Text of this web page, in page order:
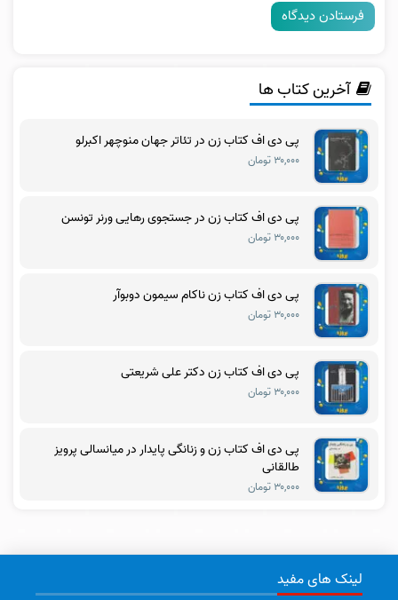
آخرین کتاب ها
پی دی اف کتاب زن در تئاتر جهان منوچهر اکبرلو
۳۰,۰۰۰ تومان
پی دی اف کتاب زن در جستجوی رهایی ورنر تونسن
۳۰,۰۰۰ تومان
پی دی اف کتاب زن ناکام سیمون دوبوآر
۳۰,۰۰۰ تومان
پی دی اف کتاب زن دکتر علی شریعتی
۳۰,۰۰۰ تومان
پی دی اف کتاب زن و زنانگی پایدار در میانسالی پرویز
طالقانی
۳۰,۰۰۰ تومان
لینک های مفید